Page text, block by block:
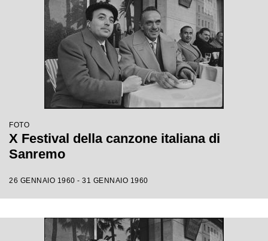
FOTO
X Festival della canzone italiana di
Sanremo
26 GENNAIO 1960 - 31 GENNAIO 1960